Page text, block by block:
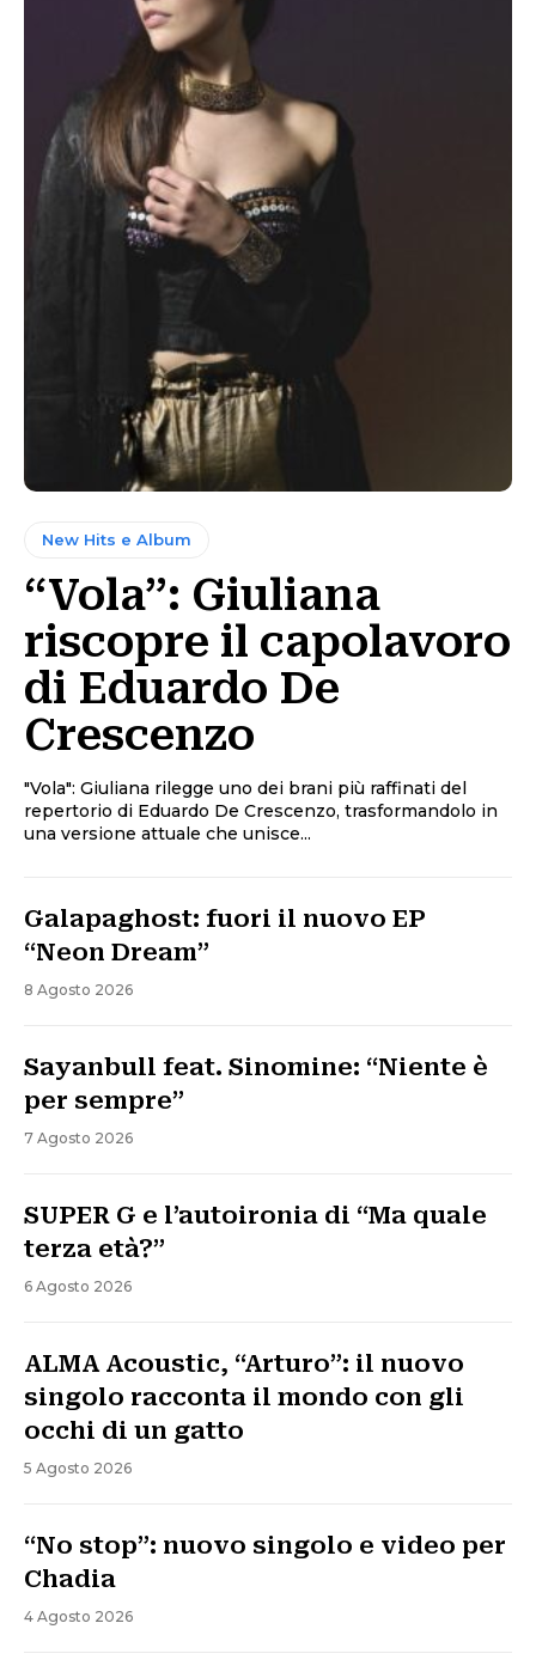
New Hits e Album
“Vola”: Giuliana
riscopre il capolavoro
di Eduardo De
Crescenzo
"Vola": Giuliana rilegge uno dei brani più raffinati del
repertorio di Eduardo De Crescenzo, trasformandolo in
una versione attuale che unisce...
Galapaghost: fuori il nuovo EP
“Neon Dream”
8 Agosto 2026
Sayanbull feat. Sinomine: “Niente è
per sempre”
7 Agosto 2026
SUPER G e l’autoironia di “Ma quale
terza età?”
6 Agosto 2026
ALMA Acoustic, “Arturo”: il nuovo
singolo racconta il mondo con gli
occhi di un gatto
5 Agosto 2026
“No stop”: nuovo singolo e video per
Chadia
4 Agosto 2026